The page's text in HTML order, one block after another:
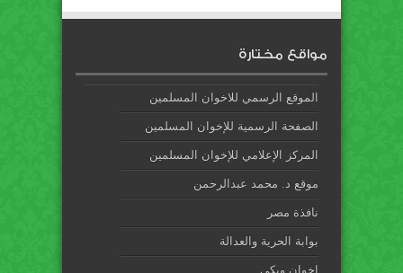
مواقع مختارة
الموقع الرسمي للاخوان المسلمين
الصفحة الرسمية للإخوان المسلمين
المركز الإعلامي للإخوان المسلمين
موقع د. محمد عبدالرحمن
نافذة مصر
بوابة الحرية والعدالة
إخوان ويكي